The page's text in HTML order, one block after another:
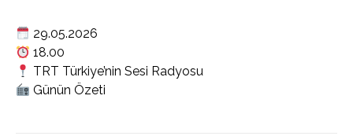
29.05.2026
18.00
TRT Türkiye’nin Sesi Radyosu
Günün Özeti